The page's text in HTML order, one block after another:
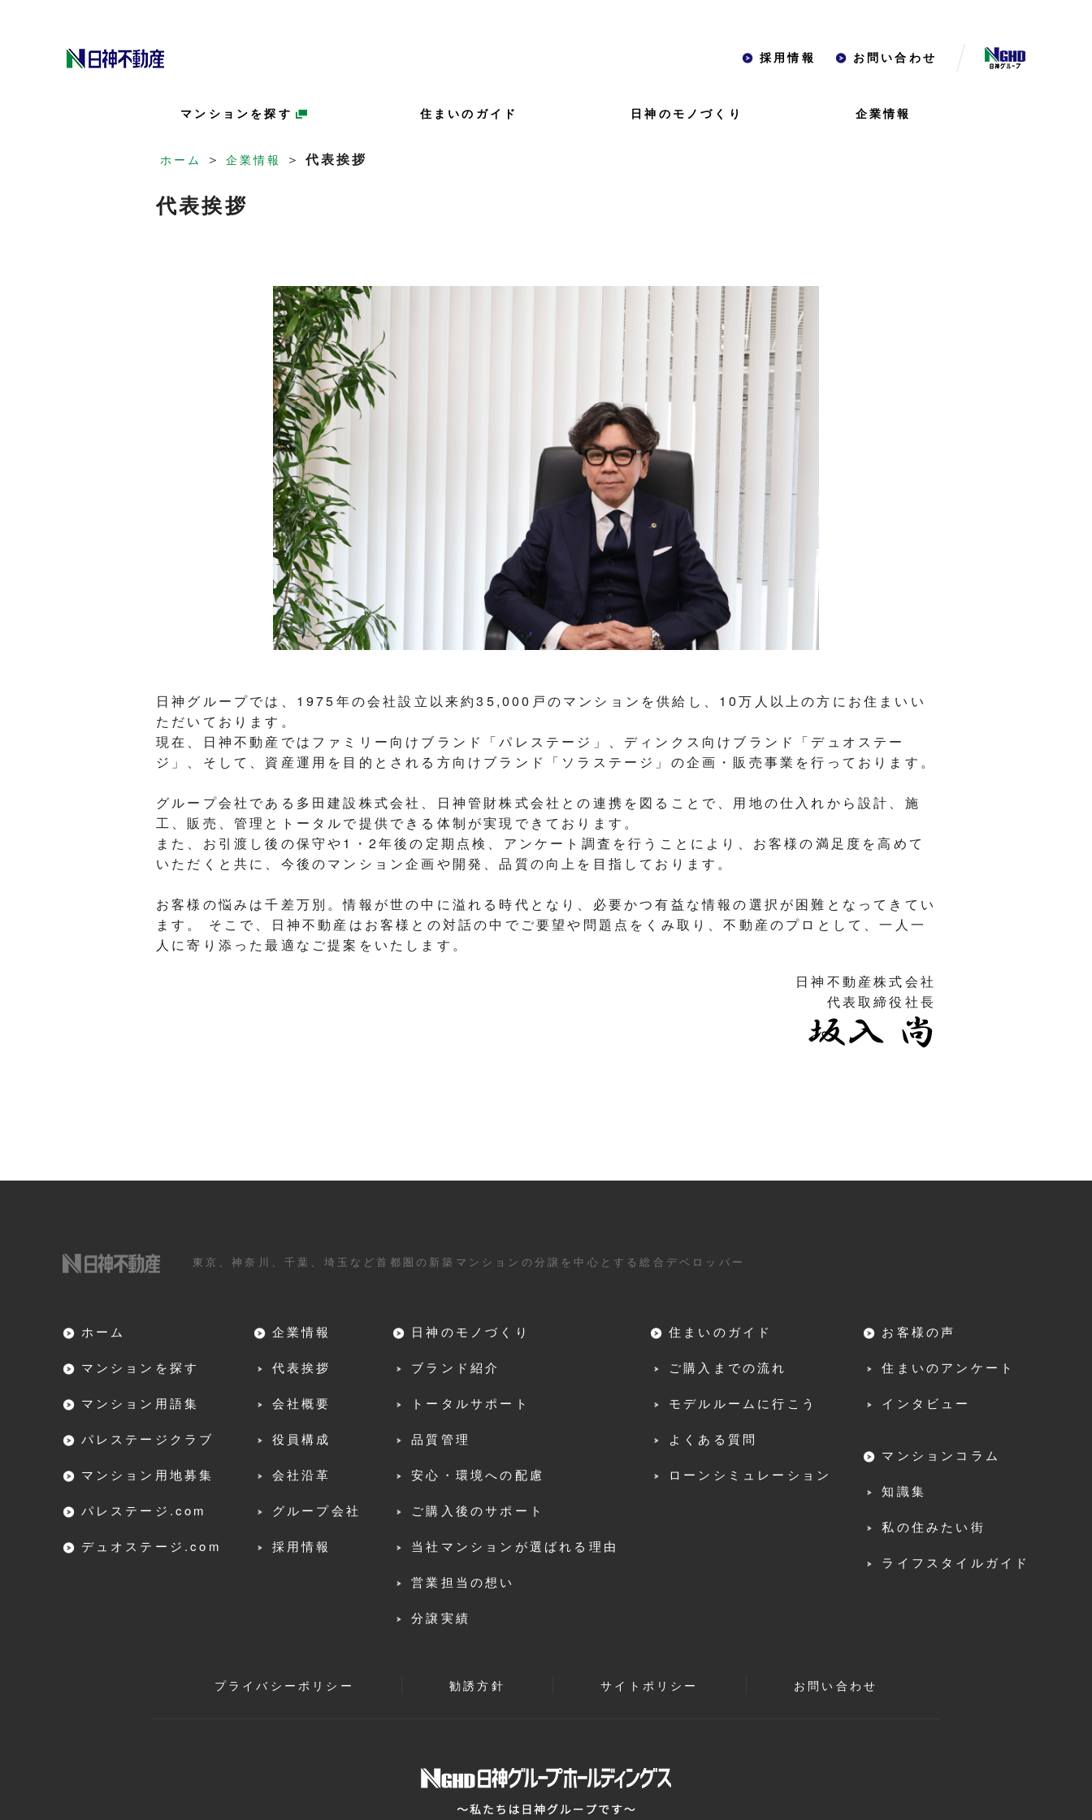
採用情報 お問い合わせ
マンションを探す 住まいのガイド 日神のモノづくり 企業情報
ホーム ＞ 企業情報 ＞ 代表挨拶
代表挨拶
日神グループでは、1975年の会社設立以来約35,000戸のマンションを供給し、10万人以上の方にお住まいい
ただいております。
現在、日神不動産ではファミリー向けブランド「パレステージ」、ディンクス向けブランド「デュオステー
ジ」、そして、資産運用を目的とされる方向けブランド「ソラステージ」の企画・販売事業を行っております。
グループ会社である多田建設株式会社、日神管財株式会社との連携を図ることで、用地の仕入れから設計、施
工、販売、管理とトータルで提供できる体制が実現できております。
また、お引渡し後の保守や1・2年後の定期点検、アンケート調査を行うことにより、お客様の満足度を高めて
いただくと共に、今後のマンション企画や開発、品質の向上を目指しております。
お客様の悩みは千差万別。情報が世の中に溢れる時代となり、必要かつ有益な情報の選択が困難となってきてい
ます。 そこで、日神不動産はお客様との対話の中でご要望や問題点をくみ取り、不動産のプロとして、一人一
人に寄り添った最適なご提案をいたします。
日神不動産株式会社
代表取締役社長
東京、神奈川、千葉、埼玉など首都圏の新築マンションの分譲を中心とする総合デベロッパー
ホーム
マンションを探す
マンション用語集
パレステージクラブ
マンション用地募集
パレステージ.com
デュオステージ.com
企業情報
代表挨拶
会社概要
役員構成
会社沿革
グループ会社
採用情報
日神のモノづくり
ブランド紹介
トータルサポート
品質管理
安心・環境への配慮
ご購入後のサポート
当社マンションが選ばれる理由
営業担当の想い
分譲実績
住まいのガイド
ご購入までの流れ
モデルルームに行こう
よくある質問
ローンシミュレーション
お客様の声
住まいのアンケート
インタビュー
マンションコラム
知識集
私の住みたい街
ライフスタイルガイド
プライバシーポリシー 勧誘方針 サイトポリシー お問い合わせ